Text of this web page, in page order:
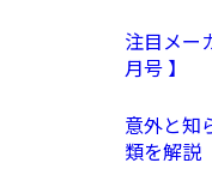
注目メー
月号 】
意外と知
類を解説